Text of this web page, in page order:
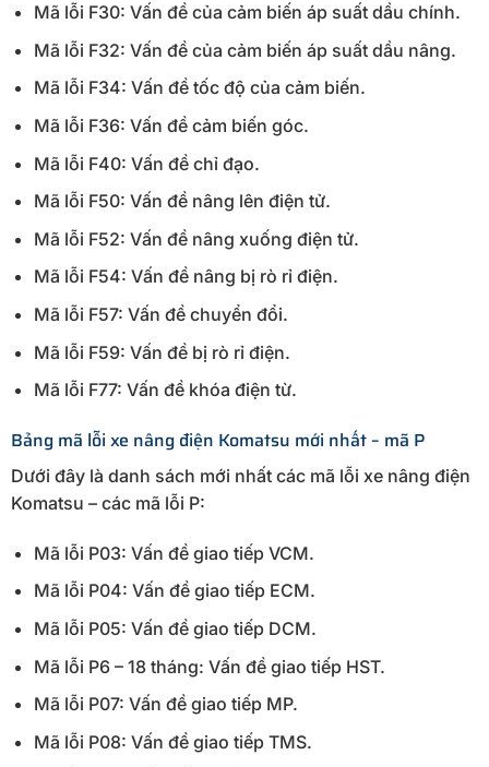
Mã lỗi F30: Vấn đề của cảm biến áp suất dầu chính.
Mã lỗi F32: Vấn đề của cảm biến áp suất dầu nâng.
Mã lỗi F34: Vấn đề tốc độ của cảm biến.
Mã lỗi F36: Vấn đề cảm biến góc.
Mã lỗi F40: Vấn đề chỉ đạo.
Mã lỗi F50: Vấn đề nâng lên điện tử.
Mã lỗi F52: Vấn đề nâng xuống điện tử.
Mã lỗi F54: Vấn đề nâng bị rò rỉ điện.
Mã lỗi F57: Vấn đề chuyển đổi.
Mã lỗi F59: Vấn đề bị rò rỉ điện.
Mã lỗi F77: Vấn đề khóa điện từ.
Bảng mã lỗi xe nâng điện Komatsu mới nhất – mã P
Dưới đây là danh sách mới nhất các mã lỗi xe nâng điện
Komatsu – các mã lỗi P:
Mã lỗi P03: Vấn đề giao tiếp VCM.
Mã lỗi P04: Vấn đề giao tiếp ECM.
Mã lỗi P05: Vấn đề giao tiếp DCM.
Mã lỗi P6 – 18 tháng: Vấn đề giao tiếp HST.
Mã lỗi P07: Vấn đề giao tiếp MP.
Mã lỗi P08: Vấn đề giao tiếp TMS.